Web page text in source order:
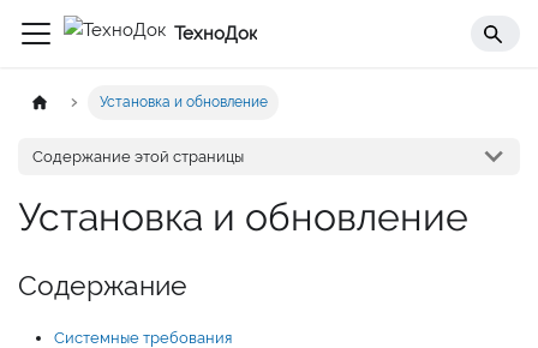
ТехноДок
Установка и обновление
Содержание этой страницы
Установка и обновление
Содержание
Системные требования